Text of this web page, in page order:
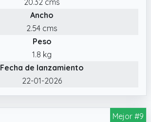
Ancho
2.54 cms
Peso
1.8 kg
Fecha de lanzamiento
22-01-2026
Mejor #9